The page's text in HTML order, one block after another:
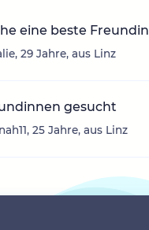
eine beste Freundin
29 Jahre, aus Linz
gesucht
25 Jahre, aus Linz